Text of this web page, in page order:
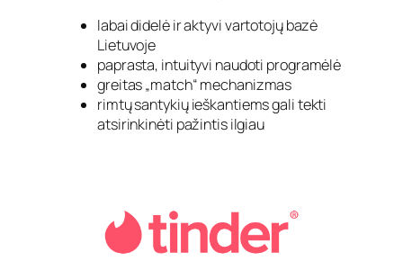
labai didelė ir aktyvi vartotojų bazė
Lietuvoje
paprasta, intuityvi naudoti programėlė
greitas „match“ mechanizmas
rimtų santykių ieškantiems gali tekti
atsirinkinėti pažintis ilgiau